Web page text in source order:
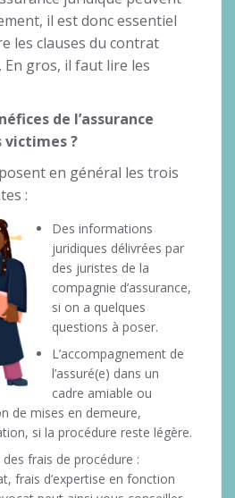
il est donc essentiel
les clauses du contrat
gros, il faut lire les
de l’assurance
victimes ?
en général les trois
:
Des informations
juridiques délivrées par
des juristes de la
compagnie d’assurance,
si on a quelques
questions à poser.
L’accompagnement de
l’assuré(e) dans un
cadre amiable ou
de mises en demeure,
si la procédure reste légère.
frais de procédure :
frais d’expertise en fonction